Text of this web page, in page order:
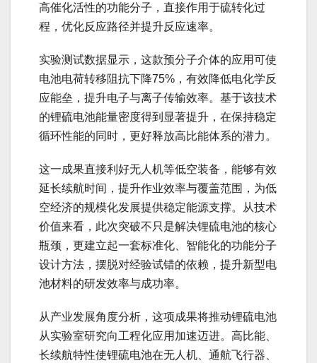
高催化活性的功能分子，直接作用于硫转化过
程，优化反应路径并提升反应速率。
实验测试数据显示，这款预分子介体的应用可使
电池电荷转移阻抗下降75%，有效降低电化学反
应能垒，提升电子与离子传输效率。基于该技术
的锂硫电池能量密度得到显著提升，在保持稳定
循环性能的同时，更好释放高比能体系的潜力。
这一成果直接利好无人机等低空装备，能够有效
延长续航时间，提升作业效率与覆盖范围，为低
空经济的规模化发展提供稳定能源支撑。从技术
价值来看，此次突破不只是解决锂硫电池的核心
瓶颈，更建立起一套标准化、智能化的功能分子
设计方法，摆脱对经验试错的依赖，提升新型电
池材料的研发效率与成功率。
从产业发展角度分析，这项成果将推动锂硫电池
从实验室研究向工程化应用加速迈进。高比能、
长续航特性使锂硫电池在无人机、通航飞行器、